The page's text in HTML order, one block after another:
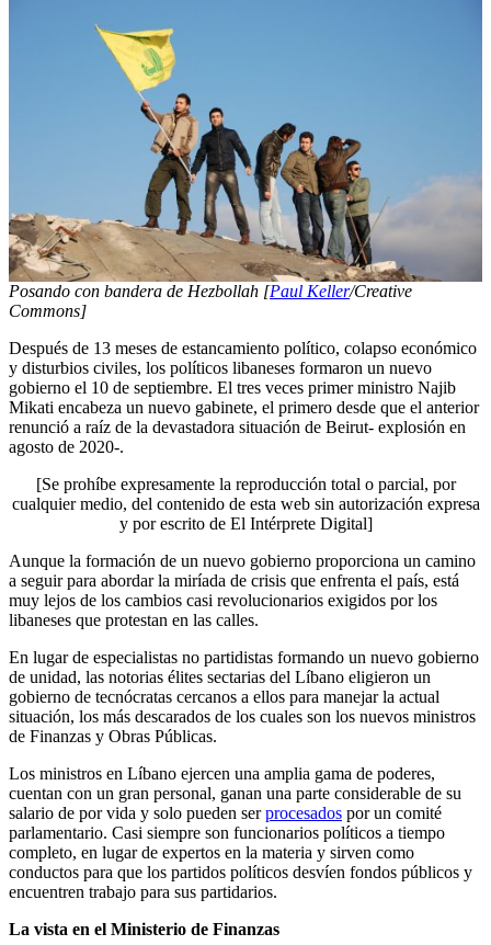
Posando con bandera de Hezbollah [Paul Keller/Creative
Commons]
Después de 13 meses de estancamiento político, colapso económico
y disturbios civiles, los políticos libaneses formaron un nuevo
gobierno el 10 de septiembre. El tres veces primer ministro Najib
Mikati encabeza un nuevo gabinete, el primero desde que el anterior
renunció a raíz de la devastadora situación de Beirut- explosión en
agosto de 2020-.
[Se prohíbe expresamente la reproducción total o parcial, por
cualquier medio, del contenido de esta web sin autorización expresa
y por escrito de El Intérprete Digital]
Aunque la formación de un nuevo gobierno proporciona un camino
a seguir para abordar la miríada de crisis que enfrenta el país, está
muy lejos de los cambios casi revolucionarios exigidos por los
libaneses que protestan en las calles.
En lugar de especialistas no partidistas formando un nuevo gobierno
de unidad, las notorias élites sectarias del Líbano eligieron un
gobierno de tecnócratas cercanos a ellos para manejar la actual
situación, los más descarados de los cuales son los nuevos ministros
de Finanzas y Obras Públicas.
Los ministros en Líbano ejercen una amplia gama de poderes,
cuentan con un gran personal, ganan una parte considerable de su
salario de por vida y solo pueden serprocesados por un comité
parlamentario. Casi siempre son funcionarios políticos a tiempo
completo, en lugar de expertos en la materia y sirven como
conductos para que los partidos políticos desvíen fondos públicos y
encuentren trabajo para sus partidarios.
La vista en el Ministerio de Finanzas